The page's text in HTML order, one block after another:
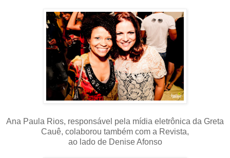
Ana Paula Rios, responsável pela mídia eletrônica da Greta
Cauê, colaborou também com a Revista,
ao lado de Denise Afonso